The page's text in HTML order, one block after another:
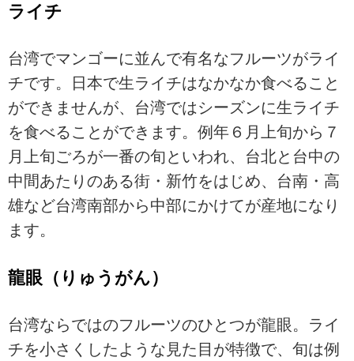
ライチ
台湾でマンゴーに並んで有名なフルーツがライ
チです。日本で生ライチはなかなか食べること
ができませんが、台湾ではシーズンに生ライチ
を食べることができます。例年６月上旬から７
月上旬ごろが一番の旬といわれ、台北と台中の
中間あたりのある街・新竹をはじめ、台南・高
雄など台湾南部から中部にかけてが産地になり
ます。
龍眼（りゅうがん）
台湾ならではのフルーツのひとつが龍眼。ライ
チを小さくしたような見た目が特徴で、旬は例